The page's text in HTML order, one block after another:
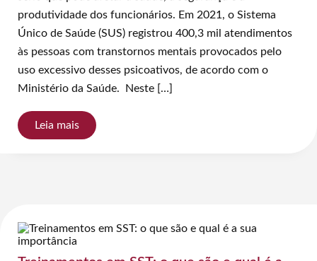
produtividade dos funcionários. Em 2021, o Sistema
Único de Saúde (SUS) registrou 400,3 mil atendimentos
às pessoas com transtornos mentais provocados pelo
uso excessivo desses psicoativos, de acordo com o
Ministério da Saúde. Neste […]
Leia mais